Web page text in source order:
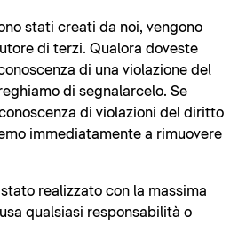
stati creati da noi, vengono
di terzi. Qualora doveste
di una violazione del
di segnalarcelo. Se
di violazioni del diritto
immediatamente a rimuovere
realizzato con la massima
qualsiasi responsabilità o